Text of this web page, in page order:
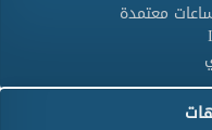
معتمدة